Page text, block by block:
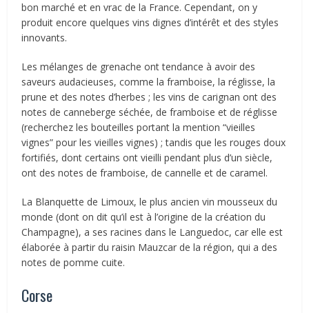
bon marché et en vrac de la France. Cependant, on y
produit encore quelques vins dignes d’intérêt et des styles
innovants.
Les mélanges de grenache ont tendance à avoir des
saveurs audacieuses, comme la framboise, la réglisse, la
prune et des notes d’herbes ; les vins de carignan ont des
notes de canneberge séchée, de framboise et de réglisse
(recherchez les bouteilles portant la mention “vieilles
vignes” pour les vieilles vignes) ; tandis que les rouges doux
fortifiés, dont certains ont vieilli pendant plus d’un siècle,
ont des notes de framboise, de cannelle et de caramel.
La Blanquette de Limoux, le plus ancien vin mousseux du
monde (dont on dit qu’il est à l’origine de la création du
Champagne), a ses racines dans le Languedoc, car elle est
élaborée à partir du raisin Mauzcar de la région, qui a des
notes de pomme cuite.
Corse